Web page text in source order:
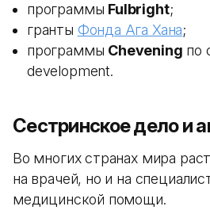
программы Fulbright;
гранты Фонда Ага Хана;
программы Chevening по
development.
Сестринское дело и
Во многих странах мира
на врачей, но и на
медицинской помощи.